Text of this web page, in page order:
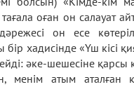
тағала оған он салауат
он есе
бір хадисінде «Үш кісі
әке-шешесіне қарсы
менім атым аталған